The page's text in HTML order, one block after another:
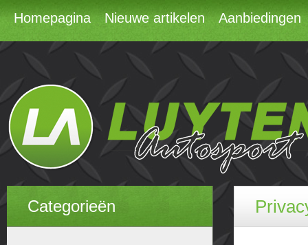
Homepagina Nieuwe artikelen Aanbiedingen
Categorieën